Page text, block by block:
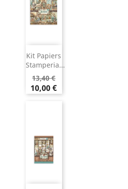
Kit Papiers
Stamperia...
13,40 €
10,00 €